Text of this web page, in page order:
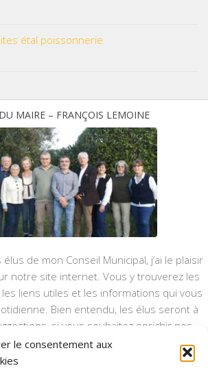
le consentement aux
étal poissonnerie
MAIRE – FRANÇOIS LEMOINE
de mon Conseil Municipal, j’ai le plaisir
notre site internet. Vous y trouverez les
liens utiles et les informations qui vous
Bien entendu, les élus seront à
si vous souhaitez enrichir nos
ou nos informations.
vient en complément du bulletin